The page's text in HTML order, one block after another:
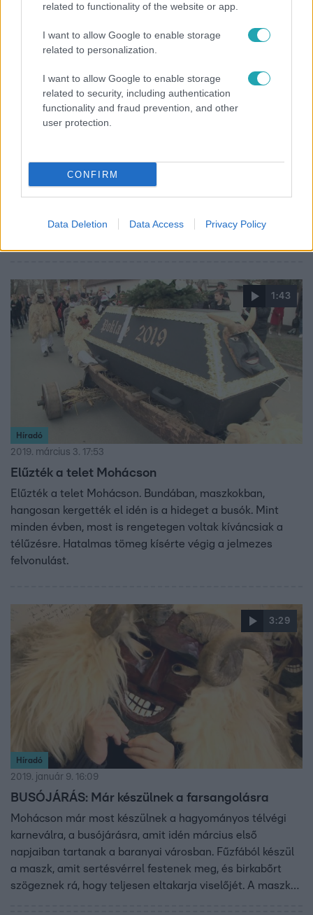
related to functionality of the website or app.
I want to allow Google to enable storage
related to personalization.
I want to allow Google to enable storage
related to security, including authentication
functionality and fraud prevention, and other
user protection.
CONFIRM
Data Deletion Data Access Privacy Policy
2020. február 23. 16:00
idén a sokác farsangon
Idén minden eddiginél többen, 1800-an öltöztek be.
körükben pokladenak – átváltozásnak – nevezett, több
1:43
Híradó
2019. március 3. 17:53
Elűzték a telet Mohácson
Elűzték a telet Mohácson. Bundában, maszkokban,
hangosan kergették el idén is a hideget a busók. Mint
minden évben, most is rengetegen voltak kíváncsiak a
télűzésre. Hatalmas tömeg kísérte végig a jelmezes
felvonulást.
3:29
Híradó
2019. január 9. 16:09
BUSÓJÁRÁS: Már készülnek a farsangolásra
Mohácson már most készülnek a hagyományos télvégi
karneválra, a busójárásra, amit idén március első
napjaiban tartanak a baranyai városban. Fűzfából készül
a maszk, amit sertésvérrel festenek meg, és birkabőrt
szögeznek rá, hogy teljesen eltakarja viselőjét. A maszkot